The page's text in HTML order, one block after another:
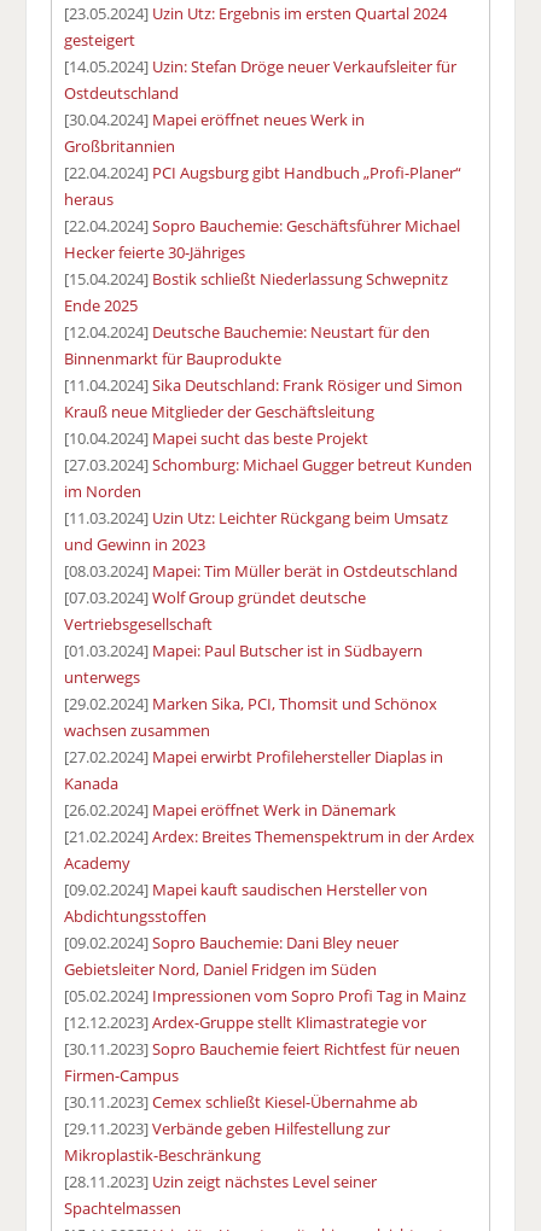
[23.05.2024] Uzin Utz: Ergebnis im ersten Quartal 2024
gesteigert
[14.05.2024] Uzin: Stefan Dröge neuer Verkaufsleiter für
Ostdeutschland
[30.04.2024] Mapei eröffnet neues Werk in
Großbritannien
[22.04.2024] PCI Augsburg gibt Handbuch „Profi-Planer“
heraus
[22.04.2024]Sopro Bauchemie: Geschäftsführer Michael
Hecker feierte 30-Jähriges
[15.04.2024] Bostik schließt Niederlassung Schwepnitz
Ende 2025
[12.04.2024] Deutsche Bauchemie: Neustart für den
Binnenmarkt für Bauprodukte
[11.04.2024]Sika Deutschland: Frank Rösiger und Simon
Krauß neue Mitglieder der Geschäftsleitung
[10.04.2024] Mapei sucht das beste Projekt
[27.03.2024]Schomburg: Michael Gugger betreut Kunden
im Norden
[11.03.2024] Uzin Utz: Leichter Rückgang beim Umsatz
und Gewinn in 2023
[08.03.2024] Mapei: Tim Müller berät in Ostdeutschland
[07.03.2024]Wolf Group gründet deutsche
Vertriebsgesellschaft
[01.03.2024] Mapei: Paul Butscher ist in Südbayern
unterwegs
[29.02.2024] Marken Sika, PCI, Thomsit und Schönox
wachsen zusammen
[27.02.2024] Mapei erwirbt Profilehersteller Diaplas in
Kanada
[26.02.2024] Mapei eröffnet Werk in Dänemark
[21.02.2024]Ardex: Breites Themenspektrum in der Ardex
Academy
[09.02.2024] Mapei kauft saudischen Hersteller von
Abdichtungsstoffen
[09.02.2024]Sopro Bauchemie: Dani Bley neuer
Gebietsleiter Nord, Daniel Fridgen im Süden
[05.02.2024] Impressionen vom Sopro Profi Tag in Mainz
[12.12.2023]Ardex-Gruppe stellt Klimastrategie vor
[30.11.2023]Sopro Bauchemie feiert Richtfest für neuen
Firmen-Campus
[30.11.2023]Cemex schließt Kiesel-Übernahme ab
[29.11.2023]Verbände geben Hilfestellung zur
Mikroplastik-Beschränkung
[28.11.2023] Uzin zeigt nächstes Level seiner
Spachtelmassen